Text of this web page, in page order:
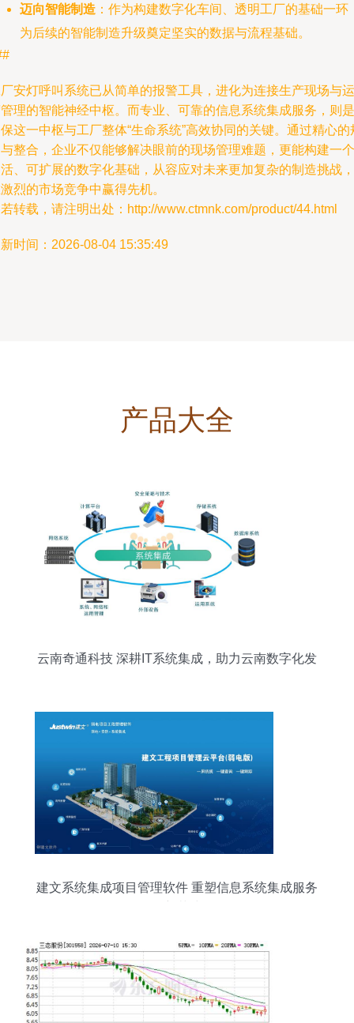
迈向智能制造 ：作为构建数字化车间、透明工厂的基础一环
为后续的智能制造升级奠定坚实的数据与流程基础。
安灯呼叫系统已从简单的报警工具，进化为连接生产现场与运
理的智能神经中枢。而专业、可靠的信息系统集成服务，则是
这一中枢与工厂整体“生命系统”高效协同的关键。通过精心的
整合，企业不仅能够解决眼前的现场管理难题，更能构建一个
、可扩展的数字化基础，从容应对未来更加复杂的制造挑战，
烈的市场竞争中赢得先机。
转载，请注明出处：http://www.ctmnk.com/product/44.html
时间：2026-08-04 15:35:49
产品大全
云南奇通科技 深耕IT系统集成，助力云南数字化发
建文系统集成项目管理软件 重塑信息系统集成服务